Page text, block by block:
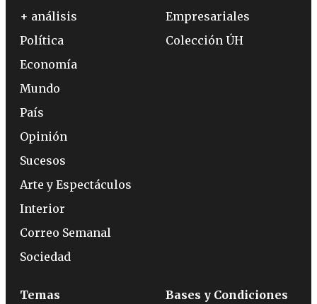
+ análisis
Política
Economía
Mundo
País
Opinión
Sucesos
Arte y Espectáculos
Interior
Correo Semanal
Sociedad
Empresariales
Colección ÚH
Temas
Bases y Condiciones